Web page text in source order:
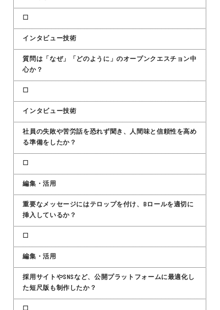
☐
インタビュー技術
質問は「なぜ」「どのように」のオープンクエスチョン中
心か？
☐
インタビュー技術
社員の失敗や苦労話を恐れず聞き、人間味と信頼性を高め
る準備をしたか？
☐
編集・活用
重要なメッセージにはテロップを付け、Bロールを適切に
挿入しているか？
☐
編集・活用
採用サイトやSNSなど、公開プラットフォームに最適化し
た短尺版も制作したか？
☐